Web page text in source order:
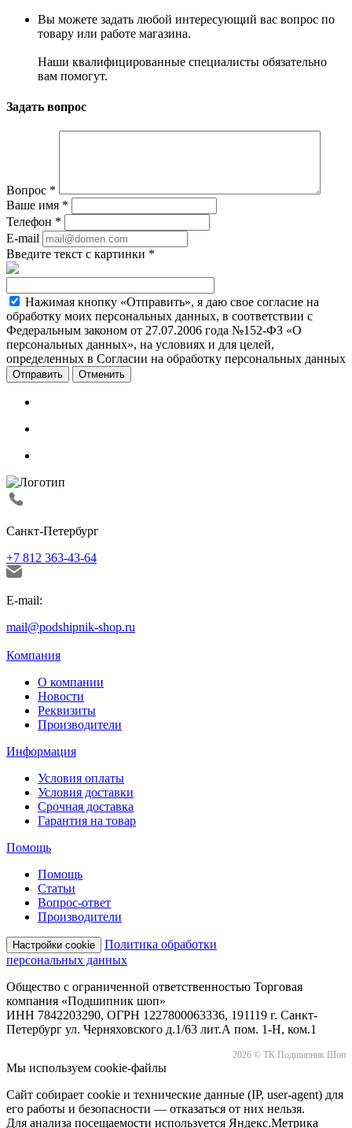
Вы можете задать любой интересующий вас вопрос по
товару или работе магазина.
Наши квалифицированные специалисты обязательно
вам помогут.
Задать вопрос
Вопрос *
Ваше имя *
Телефон *
E-mail
Введите текст с картинки *
Нажимая кнопку «Отправить», я даю свое согласие на
обработку моих персональных данных, в соответствии с
Федеральным законом от 27.07.2006 года №152-ФЗ «О
персональных данных», на условиях и для целей,
определенных в Согласии на обработку персональных данных
Отменить
Санкт-Петербург
+7 812 363-43-64
E-mail:
mail@podshipnik-shop.ru
Компания
О компании
Новости
Реквизиты
Производители
Информация
Условия оплаты
Условия доставки
Срочная доставка
Гарантия на товар
Помощь
Помощь
Статьи
Вопрос-ответ
Производители
Настройки cookie
Политика обработки
персональных данных
Общество с ограниченной ответственностью Торговая
компания «Подшипник шоп»
ИНН 7842203290, ОГРН 1227800063336, 191119 г. Санкт-
Петербург ул. Черняховского д.1/63 лит.А пом. 1-Н, ком.1
2026 © ТК Подшипник Шоп
Мы используем cookie-файлы
Сайт собирает cookie и технические данные (IP, user-agent) для
его работы и безопасности — отказаться от них нельзя.
Для анализа посещаемости используется Яндекс.Метрика